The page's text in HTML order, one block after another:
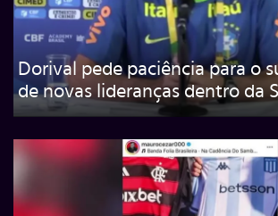
Dorival pede paciência para o
de novas lideranças dentro da